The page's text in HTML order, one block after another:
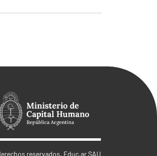
reservados. Educ.ar SAU